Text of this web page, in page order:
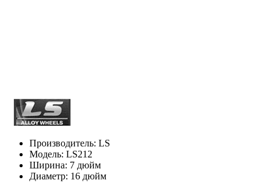
Производитель: LS
Модель: LS212
Ширина: 7 дюйм
Диаметр: 16 дюйм